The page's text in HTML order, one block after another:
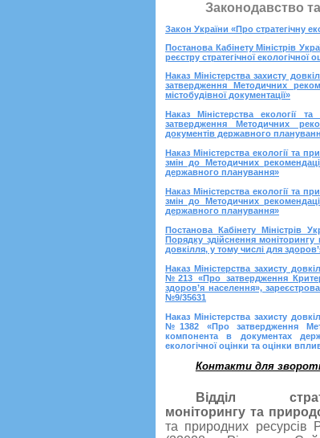
Законодавство
Закон України «Про стратегічну
Постанова Кабінету Міністрів
реєстру стратегічної екологічної
Наказ Міністерства захисту
затвердження Методичних
містобудівної документації»
Наказ Міністерства екології
затвердження Методичних
документів державного
Наказ Міністерства екології та
змін до Методичних
державного планування»
Наказ Міністерства екології та
змін до Методичних
державного планування»
Постанова Кабінету Міністрів
Порядку здійснення
довкілля, у тому числі для
Наказ Міністерства захисту
№213 «Про затвердження
здоров’я населення»,
№9/35631
Наказ Міністерства захисту
№1382 «Про затвердження
компонента в документах
екологічної оцінки та оцінки
Контакти для
Відділ
моніторингута
та природних ресурсів